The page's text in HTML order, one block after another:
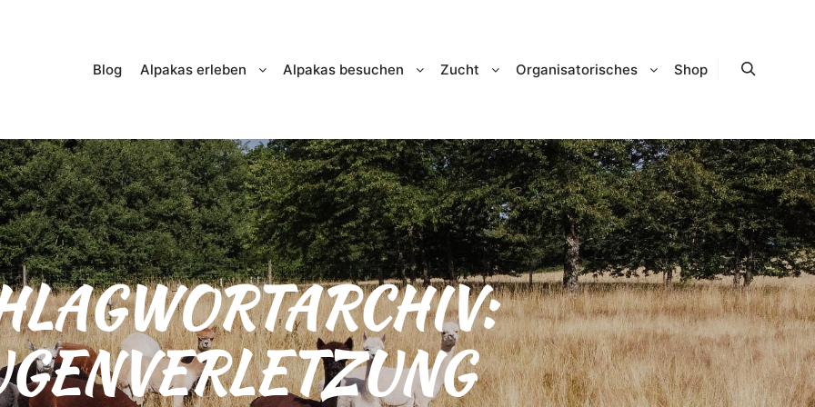
Blog Alpakas erleben Alpakas besuchen Zucht Organisatorisches Shop